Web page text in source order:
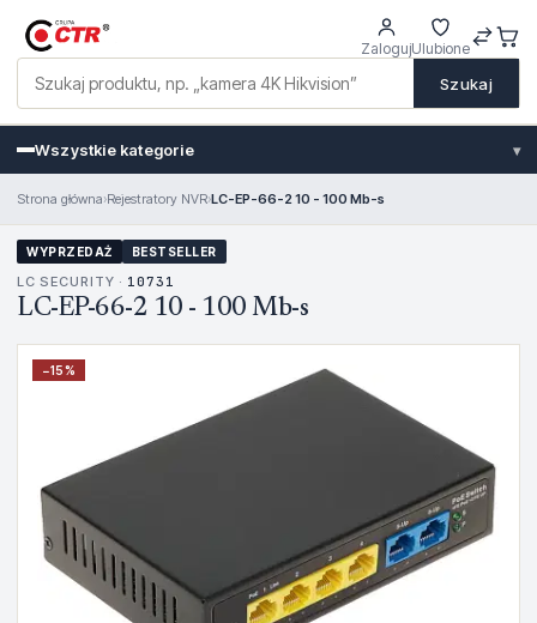
Szukaj
ZalogujUlubione
Wszystkie kategorie ▾
Strona główna›Rejestratory NVR›LC-EP-66-2 10 - 100 Mb-s
WYPRZEDAŻ BESTSELLER
LC SECURITY · 10731
LC-EP-66-2 10 - 100 Mb-s
−15%